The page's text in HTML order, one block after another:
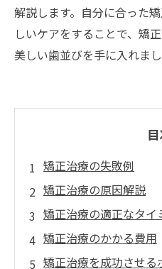
解説します。自分に合った
しいケアをすることで、矯
美しい歯並びを手に入れまし
矯正治療の失敗例
矯正治療の原因解説
矯正治療の適正なタイ
矯正治療のかかる費用
矯正治療を成功させる